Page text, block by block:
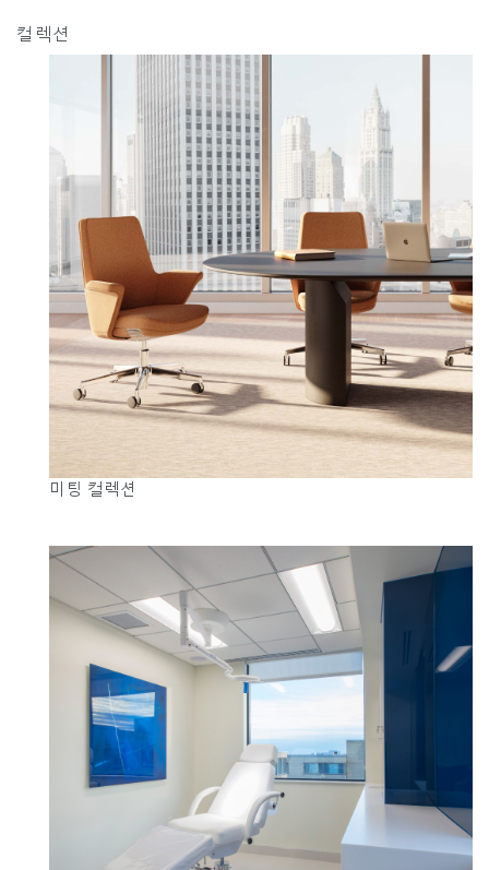
국가 선택
로그인
로그인
SIGN IN WITH SSO
Select
Region
회원가입
회원가입
추천 코드가 있으십니까?
Box
컬렉션
미팅 컬렉션